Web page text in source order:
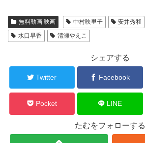
無料動画 映画 中村映里子 安井秀和
水口早香
清瀬やえこ
シェアする
Twitter Facebook
Pocket LINE
たむをフォローする